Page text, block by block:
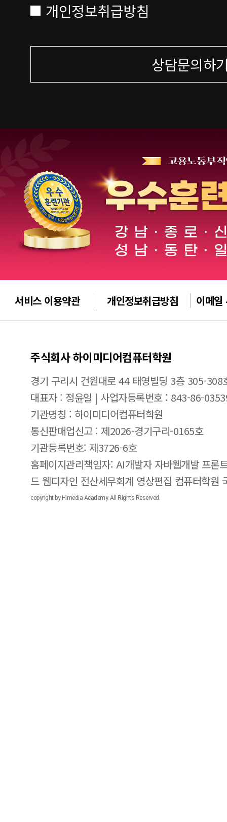
개인정보취급방침
상담문의하
서비스 이용약관 개인정보취급방침 이메일
주식회사 하이미디어컴퓨터학원
경기 구리시 건원대로 44 태영빌딩 3층 305-308
대표자 : 정윤일 | 사업자등록번호 : 843-86-
기관명칭 : 하이미디어컴퓨터학원
통신판매업신고 : 제2026-경기구리-0165호
기관등록번호: 제3726-6호
홈페이지관리책임자: AI개발자 자바웹개발 프론
드 웹디자인 전산세무회계 영상편집 컴퓨터학원
copyright by Himedia Academy. All Rights Reserved.